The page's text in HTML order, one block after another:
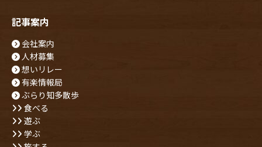
記事案内
会社案内
人材募集
想いリレー
有楽情報局
ぶらり知多散歩
食べる
遊ぶ
学ぶ